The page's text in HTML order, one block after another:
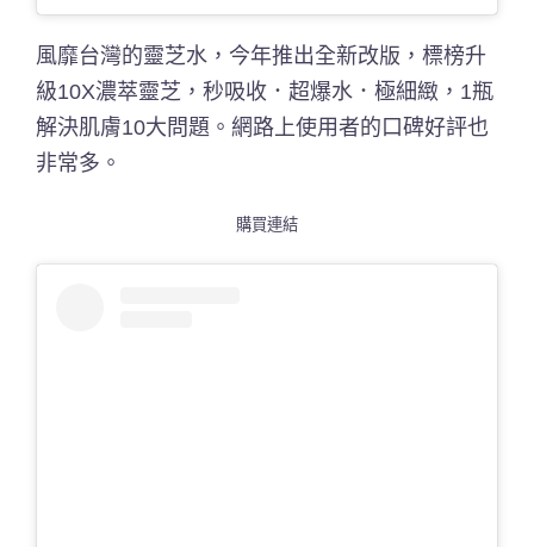
風靡台灣的靈芝水，今年推出全新改版，標榜升
級10X濃萃靈芝，秒吸收．超爆水．極細緻，1瓶
解決肌膚10大問題。網路上使用者的口碑好評也
非常多。
購買連結